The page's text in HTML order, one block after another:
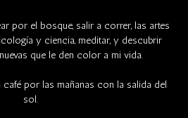
por el bosque, salir a correr, las artes
y ciencia, meditar, y descubrir
que le den color a mi vida.
por las mañanas con la salida del
sol.